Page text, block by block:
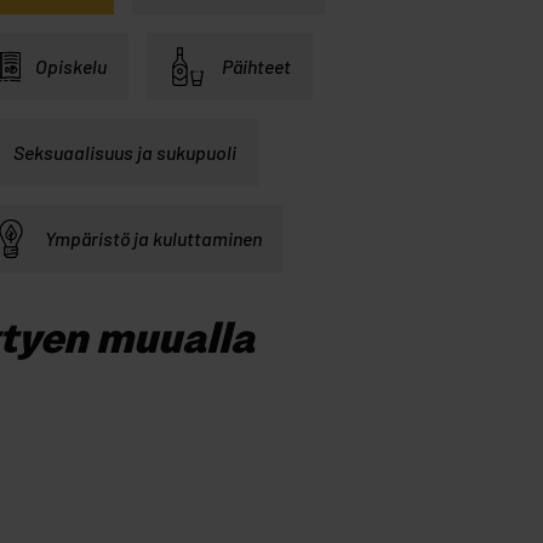
Opiskelu Päihteet
Seksuaalisuus ja sukupuoli
Ympäristö ja kuluttaminen
muualla